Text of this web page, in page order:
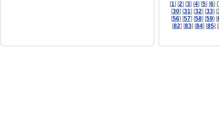
[1] [2] [3] [4] [5] [6] [
[30] [31] [32] [33] [
[56] [57] [58] [59] [
[82] [83] [84] [85] [